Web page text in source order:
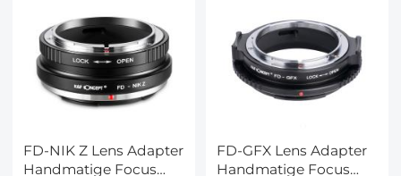
FD-NIK Z Lens Adapter
Handmatige Focus
FD-GFX Lens Adapter
Handmatige Focus